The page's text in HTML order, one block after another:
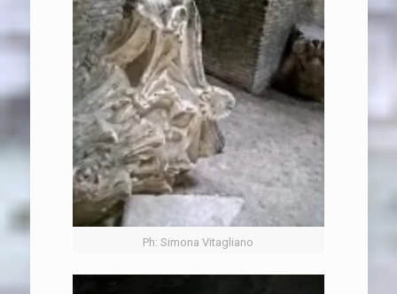
Ph: Simona Vitagliano